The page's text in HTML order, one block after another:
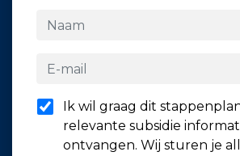
Ik wil graag dit
relevante subsidie
ontvangen. Wij sturen je